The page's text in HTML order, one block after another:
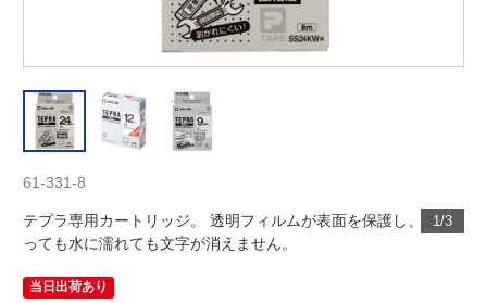
1/3
61-331-8
テプラ専用カートリッジ。 透明フィルムが表面を保護し、こす
っても水に濡れても文字が消えません。
当日出荷あり